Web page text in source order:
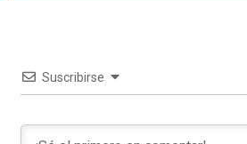
Suscribirse